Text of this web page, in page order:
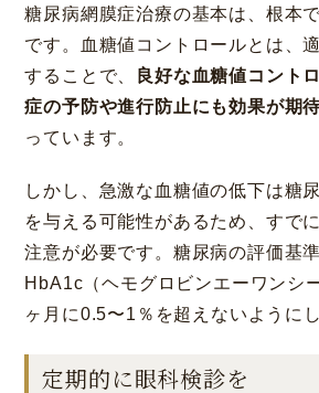
糖尿病網膜症治療の基本は、根本
です。血糖値コントロールとは、
することで、
良好な血糖値コント
症の予防や進行防止にも効果が期
っています。
しかし、急激な血糖値の低下は糖
を与える可能性があるため、すで
注意が必要です。糖尿病の評価基
HbA1c（ヘモグロビンエーワンシ
ヶ月に0.5〜1％を超えないように
定期的に眼科検診を
東京 新宿
大阪 梅田（本院）
大名古屋
神戸 三宮